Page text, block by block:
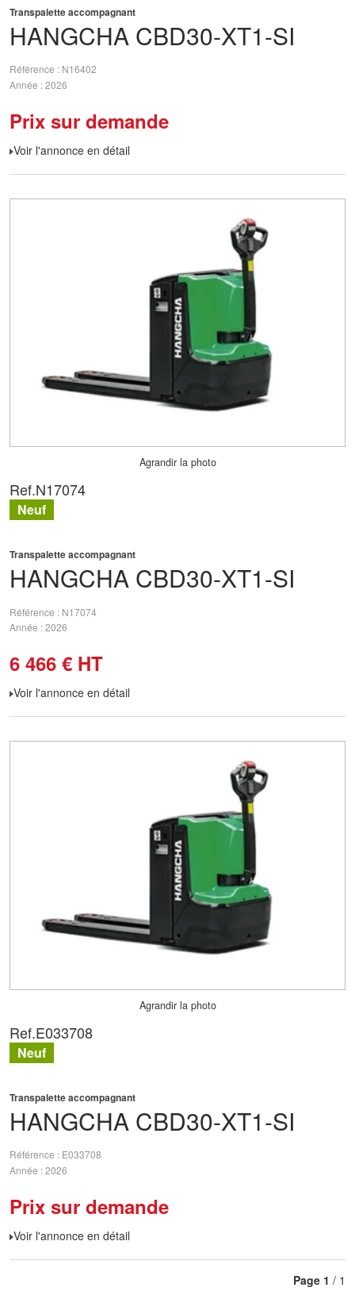
HANGCHA CBD30-XT1-SI
Transpalette accompagnant
Référence
N16402
Année 2026
Prix sur demande
Voir l'annonce en détail
Agrandir la photo
HANGCHA CBD30-XT1-SI
Transpalette accompagnant
Référence
N17074
Année 2026
6 466 € HT
Voir l'annonce en détail
Ref.N17074
Neuf
Agrandir la photo
HANGCHA CBD30-XT1-SI
Transpalette accompagnant
Référence
E033708
Année 2026
Prix sur demande
Voir l'annonce en détail
Ref.E033708
Neuf
Page 1 / 1